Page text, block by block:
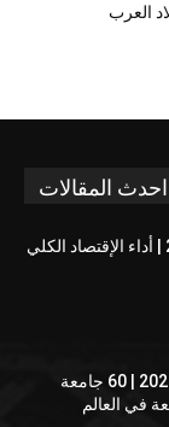
العرب
احدث المقالات
إجمالي الناتج المحلي 2025 | أداء الإقتصاد الكلي
تصنيف الجامعات كيو إس 2027 | 60 جامعة